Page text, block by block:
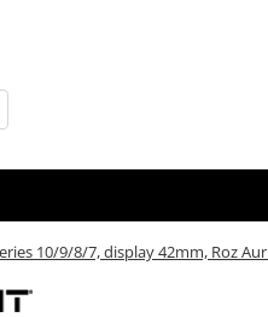
10/9/8/7, display 42mm, Roz